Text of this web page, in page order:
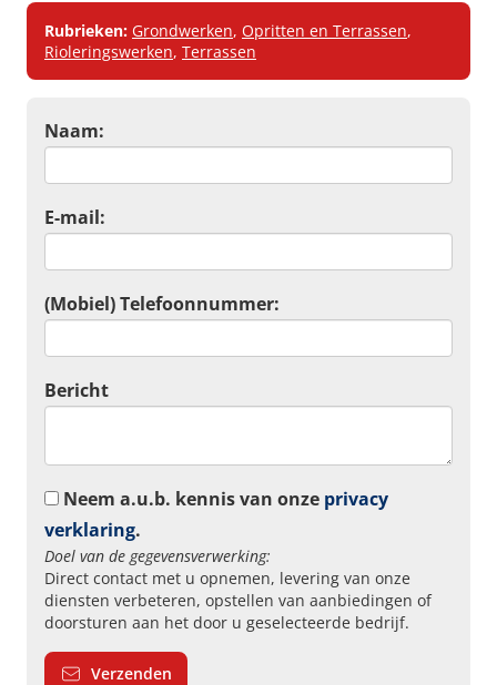
Rubrieken: Grondwerken, Opritten en Terrassen,
Rioleringswerken, Terrassen
Naam:
E-mail:
(Mobiel) Telefoonnummer:
Bericht
Neem a.u.b. kennis van onze privacy
verklaring.
Doel van de gegevensverwerking:
Direct contact met u opnemen, levering van onze
diensten verbeteren, opstellen van aanbiedingen of
doorsturen aan het door u geselecteerde bedrijf.
Verzenden